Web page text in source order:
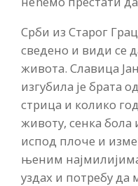
Срби из Старог
сведено и види се
живота. Славица
изгубила је брата
стрица и колико
животу, сенка
испод плоче и
њеним
уздах и потребу